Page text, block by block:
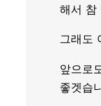
해서 참
그래도
앞으로
좋겟습